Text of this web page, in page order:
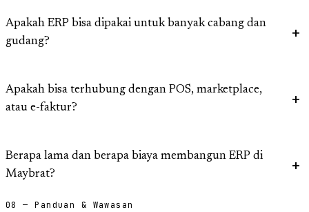
Apakah ERP bisa dipakai untuk banyak cabang dan
gudang?
Apakah bisa terhubung dengan POS, marketplace,
atau e-faktur?
Berapa lama dan berapa biaya membangun ERP di
Maybrat?
08 — Panduan & Wawasan